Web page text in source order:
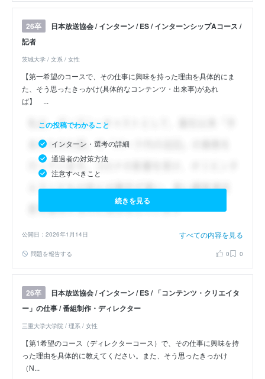
26卒
日本放送協会 / インターン / ES / インターンシップAコース /
記者
茨城大学 / 文系 / 女性
【第一希望のコースで、その仕事に興味を持った理由を具体的にま
た、そう思ったきっかけ(具体的なコンテンツ・出来事)があれ
ば】 ...
この投稿でわかること
インターン・選考の詳細
通過者の対策方法
注意すべきこと
続きを見る
公開日：2026年1月14日 すべての内容を見る
問題を報告する 0 0
26卒
日本放送協会 / インターン / ES / 「コンテンツ・クリエイタ
ー」の仕事 / 番組制作・ディレクター
三重大学大学院 / 理系 / 女性
【第1希望のコース（ディレクターコース）で、その仕事に興味を持
った理由を具体的に教えてください。また、そう思ったきっかけ
（N...